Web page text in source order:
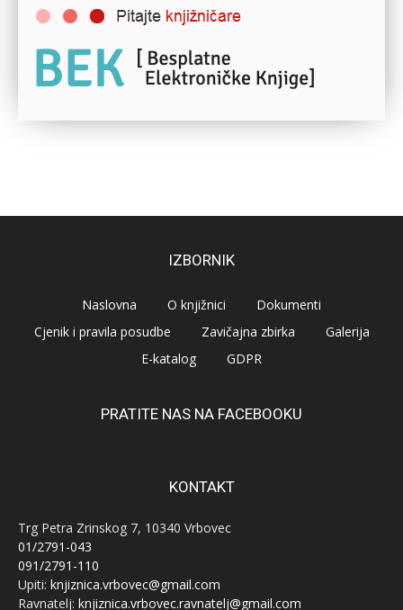
IZBORNIK
Naslovna O knjižnici
Dokumenti
Cjenik i pravila posudbe
Zavičajna zbirka
Galerija
E-katalog
GDPR
PRATITE NAS NA FACEBOOKU
KONTAKT
Trg Petra Zrinskog 7, 10340 Vrbovec
01/2791-043
091/2791-110
Upiti: knjiznica.vrbovec@gmail.com
Ravnatelj: knjiznica.vrbovec.ravnatelj@gmail.com